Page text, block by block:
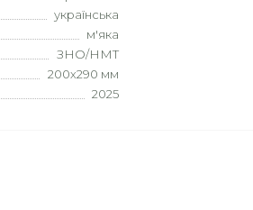
українська
м'яка
ЗНО/НМТ
200х290 мм
2025